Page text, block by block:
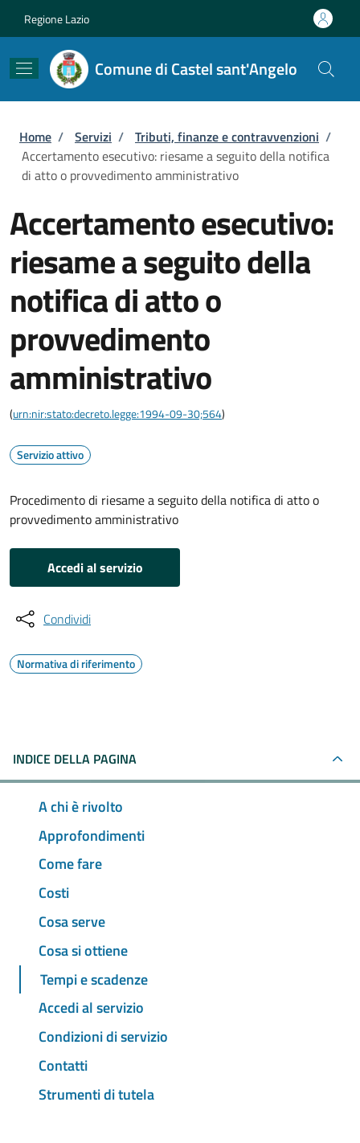
Regione Lazio
Comune di Castel sant'Angelo
Briciole di pane
Home / Servizi / Tributi, finanze e contravvenzioni /
Accertamento esecutivo: riesame a seguito della notifica
di atto o provvedimento amministrativo
Accertamento esecutivo:
riesame a seguito della
notifica di atto o
provvedimento
amministrativo
(urn:nir:stato:decreto.legge:1994-09-30;564)
Servizio attivo
Procedimento di riesame a seguito della notifica di atto o
provvedimento amministrativo
Accedi al servizio
Condividi
Normativa di riferimento
INDICE DELLA PAGINA
A chi è rivolto
Approfondimenti
Come fare
Costi
Cosa serve
Cosa si ottiene
Tempi e scadenze
Accedi al servizio
Condizioni di servizio
Contatti
Strumenti di tutela